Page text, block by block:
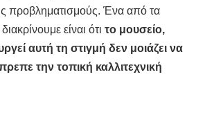
προβληματισμούς. Ένα από τα
είναι ότι το μουσείο,
αυτή τη στιγμή δεν μοιάζει να
την τοπική καλλιτεχνική